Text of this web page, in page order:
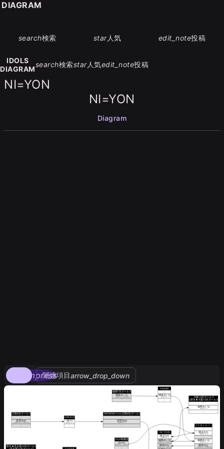
search検索 star人気 edit_note投稿
IDOLS
DIAGRAM
search検索star人気edit_note投稿
NI=YON
NI=YON
Diagram
compress
関連項目arrow_drop_down